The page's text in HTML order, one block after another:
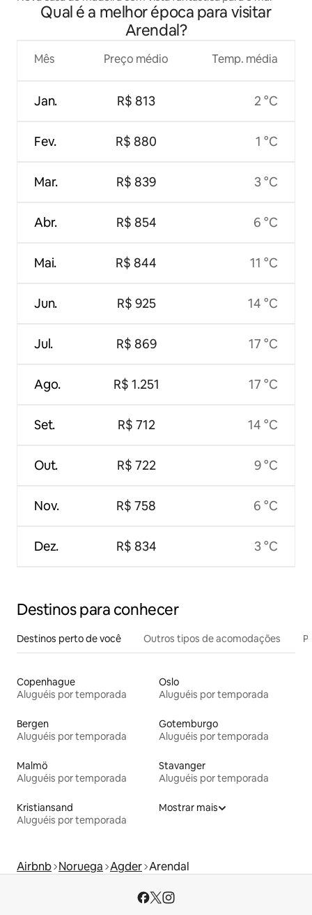
Qual é a melhor época para visitar
Arendal?
Mês
Jan.
Fev.
Mar.
Abr.
Mai.
Jun.
Jul.
Ago.
Set.
Out.
Nov.
Dez.
Preço médio
R$ 813
R$ 880
R$ 839
R$ 854
R$ 844
R$ 925
R$ 869
R$ 1.251
R$ 712
R$ 722
R$ 758
R$ 834
Temp. média
2 °C
1 °C
3 °C
6 °C
11 °C
14 °C
17 °C
17 °C
14 °C
9 °C
6 °C
3 °C
Destinos para conhecer
Destinos perto de você Outros tipos de acomodações
Copenhague
Aluguéis por temporada
Oslo
Aluguéis por temporada
Bergen
Aluguéis por temporada
Gotemburgo
Aluguéis por temporada
Malmö
Aluguéis por temporada
Stavanger
Aluguéis por temporada
Kristiansand
Aluguéis por temporada
Mostrar mais
Airbnb Noruega Agder Arendal